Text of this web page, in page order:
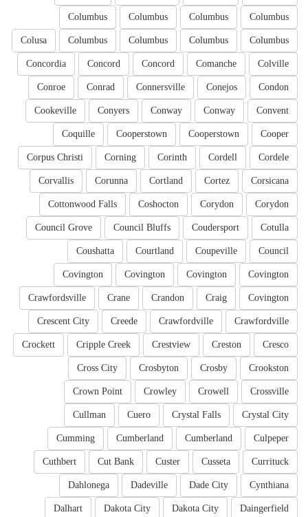
Columbus
Columbus
Columbus
Columbus
Columbus
Columbus
Columbus
Columbus
Colusa
Colville
Comanche
Concord
Concord
Concordia
Condon
Conejos
Connersville
Conrad
Conroe
Convent
Conway
Conway
Conyers
Cookeville
Cooper
Cooperstown
Cooperstown
Coquille
Cordele
Cordell
Corinth
Corning
Corpus Christi
Corsicana
Cortez
Cortland
Corunna
Corvallis
Corydon
Corydon
Coshocton
Cottonwood Falls
Cotulla
Coudersport
Council Bluffs
Council Grove
Council
Coupeville
Courtland
Coushatta
Covington
Covington
Covington
Covington
Covington
Craig
Crandon
Crane
Crawfordsville
Crawfordville
Crawfordville
Creede
Crescent City
Cresco
Creston
Crestview
Cripple Creek
Crockett
Crookston
Crosby
Crosbyton
Cross City
Crossville
Crowell
Crowley
Crown Point
Crystal City
Crystal Falls
Cuero
Cullman
Culpeper
Cumberland
Cumberland
Cumming
Currituck
Cusseta
Custer
Cut Bank
Cuthbert
Cynthiana
Dade City
Dadeville
Dahlonega
Daingerfield
Dakota City
Dakota City
Dalhart